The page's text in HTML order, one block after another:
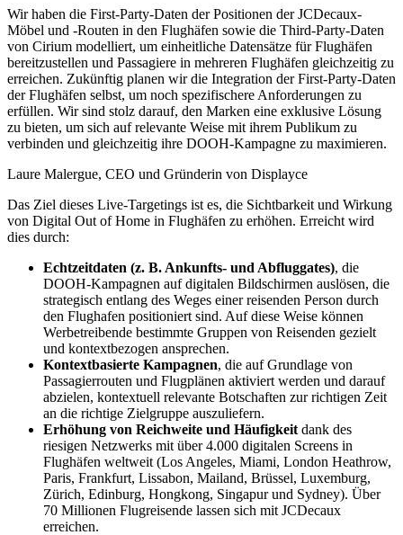
Wir haben die First-Party-Daten der Positionen der JCDecaux-
Möbel und -Routen in den Flughäfen sowie die Third-Party-Daten
von Cirium modelliert, um einheitliche Datensätze für Flughäfen
bereitzustellen und Passagiere in mehreren Flughäfen gleichzeitig zu
erreichen. Zukünftig planen wir die Integration der First-Party-Daten
der Flughäfen selbst, um noch spezifischere Anforderungen zu
erfüllen. Wir sind stolz darauf, den Marken eine exklusive Lösung
zu bieten, um sich auf relevante Weise mit ihrem Publikum zu
verbinden und gleichzeitig ihre DOOH-Kampagne zu maximieren.
Laure Malergue, CEO und Gründerin von Displayce
Das Ziel dieses Live-Targetings ist es, die Sichtbarkeit und Wirkung
von Digital Out of Home in Flughäfen zu erhöhen. Erreicht wird
dies durch:
Echtzeitdaten (z. B. Ankunfts- und Abfluggates), die
DOOH-Kampagnen auf digitalen Bildschirmen auslösen, die
strategisch entlang des Weges einer reisenden Person durch
den Flughafen positioniert sind. Auf diese Weise können
Werbetreibende bestimmte Gruppen von Reisenden gezielt
und kontextbezogen ansprechen.
Kontextbasierte Kampagnen, die auf Grundlage von
Passagierrouten und Flugplänen aktiviert werden und darauf
abzielen, kontextuell relevante Botschaften zur richtigen Zeit
an die richtige Zielgruppe auszuliefern.
Erhöhung von Reichweite und Häufigkeit dank des
riesigen Netzwerks mit über 4.000 digitalen Screens in
Flughäfen weltweit (Los Angeles, Miami, London Heathrow,
Paris, Frankfurt, Lissabon, Mailand, Brüssel, Luxemburg,
Zürich, Edinburg, Hongkong, Singapur und Sydney). Über
70 Millionen Flugreisende lassen sich mit JCDecaux
erreichen.